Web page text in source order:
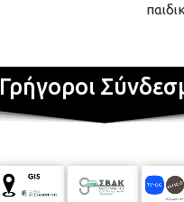
Γρήγοροι